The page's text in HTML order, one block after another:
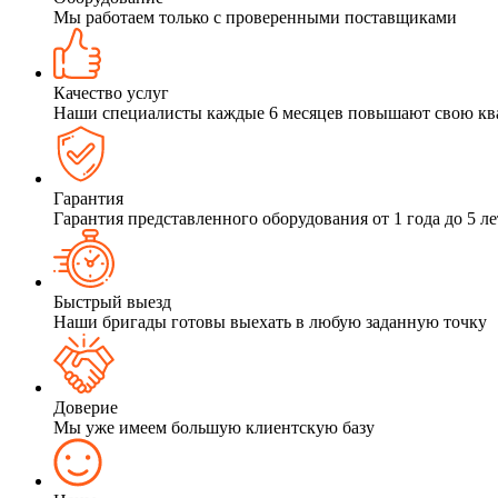
Мы работаем только с проверенными поставщиками
Качество услуг
Наши специалисты каждые 6 месяцев повышают свою
Гарантия
Гарантия представленного оборудования от 1 года до 5
Быстрый выезд
Наши бригады готовы выехать в любую заданную точку
Доверие
Мы уже имеем большую клиентскую базу